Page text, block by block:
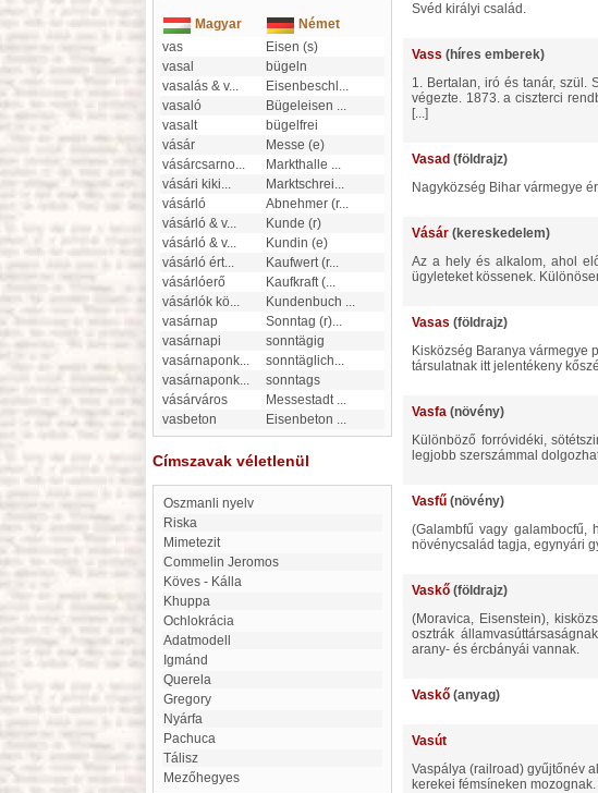
Magyar
Német
vas
Eisen (s)
vasal
bügeln
vasalás & v... Eisenbeschl ...
vasaló
Bügeleisen ...
vasalt
bügelfrei
vásár
Messe (e)
vásárcsarno... Markthalle ...
vásári kiki... Marktschrei...
vásárló
Abnehmer (r...
vásárló & v...
Kunde (r)
vásárló & v...
Kundin (e)
vásárló ért... Kaufwert (r...
vásárlóerő
Kaufkraft (...
vásárlók kö... Kundenbuch ...
vasárnap
Sonntag (r)...
vasárnapi
sonntägig
vasárnaponk... sonntäglich...
vasárnaponk...
sonntags
vásárváros
Messestadt ...
vasbeton
Eisenbeton ...
Címszavak véletlenül
Oszmanli nyelv
Riska
Mimetezit
Commelin Jeromos
Köves - Kálla
Khuppa
Ochlokrácia
Adatmodell
Igmánd
Querela
Gregory
Nyárfa
Pachuca
Tálisz
Mezőhegyes
svéd királyi család.
Vass (híres emberek)
1. Bertalan, iró és tanár, szül. Székesfejérvárott 1857 máj. 1. A gimnázium 6 osztályát u. o., a 7-8. osztályát Egerben
végezte. 1873. a ciszterci
[...]
Vasad (földrajz)
nagyközség Bihar vármegye
Vásár (kereskedelem)
az a hely és alkalom, ahol előre meghatározott időben vevők és eladók tömegesen találkoznak, hogy adás-vétel
ügyleteket kössenek.
Vasas (földrajz)
kisközség Baranya vármegye pécsi járásában, (1891) 1303 magyar és német lak., gőzmalommal, a dunagőzhajózási
társulatnak itt jelentékeny
Vasfa (növény)
különböző forróvidéki, sötétszinü, nehéz és kemény fa neve. (A V. a viznél nehezebb, olyan kemény, hogy csak a
legjobb szerszámmal
Vasfű (növény)
(galambfű vagy galambocfű, himszaporafű, lakatfű, szentfű, keserüfű, Verbena officinalis L.), az ajkasokkal rokon
növénycsalád tagja, egynyári
Vaskő (földrajz)
(Moravica, Eisenstein), kisközség Krassó-Szörény vármegye bogsáni j.-ban, (1891) 1167 oláh és német lak. Itt az
osztrák
arany- és ércbányái vannak.
Vaskő (anyag)
Vasút
Vaspálya (railroad) gyűjtőnév alá foglalhatók mindazok az utak, melyeken a súrlódás csökkentése végett a járóművek
kerekei fémsíneken